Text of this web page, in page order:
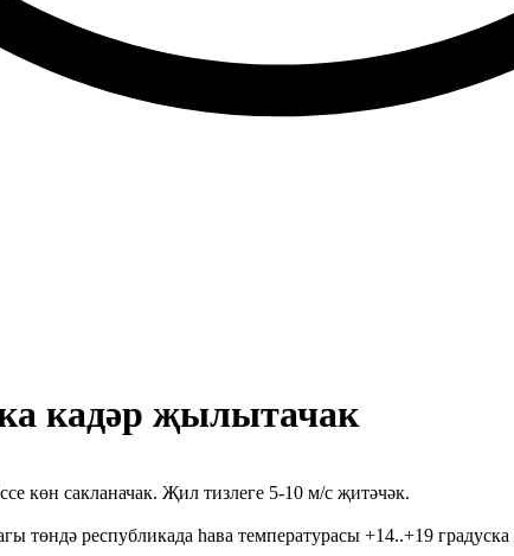
кадәр җылытачак
көн сакланачак. Җил тизлеге 5-10 м/с җитәчәк.
төндә республикада һава температурасы +14..+19